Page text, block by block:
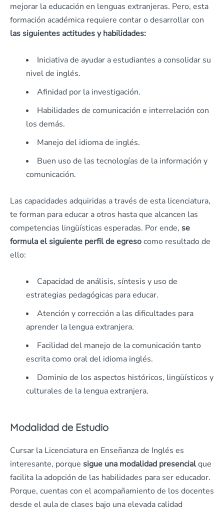
mejorar la educación en lenguas extranjeras. Pero, esta
formación académica requiere contar o desarrollar con
las siguientes actitudes y habilidades:
Iniciativa de ayudar a estudiantes a consolidar su
nivel de inglés.
Afinidad por la investigación.
Habilidades de comunicación e interrelación con
los demás.
Manejo del idioma de inglés.
Buen uso de las tecnologías de la información y
comunicación.
Las capacidades adquiridas a través de esta licenciatura,
te forman para educar a otros hasta que alcancen las
competencias lingüísticas esperadas. Por ende, se
formula el siguiente perfil de egresocomo resultado de
ello:
Capacidad de análisis, síntesis y uso de
estrategias pedagógicas para educar.
Atención y corrección a las dificultades para
aprender la lengua extranjera.
Facilidad del manejo de la comunicación tanto
escrita como oral del idioma inglés.
Dominio de los aspectos históricos, lingüísticos y
culturales de la lengua extranjera.
Modalidad de Estudio
Cursar la Licenciatura en Enseñanza de Inglés es
interesante, porque sigue una modalidad presencialque
facilita la adopción de las habilidades para ser educador.
Porque, cuentas con el acompañamiento de los docentes
desde el aula de clases bajo una elevada calidad